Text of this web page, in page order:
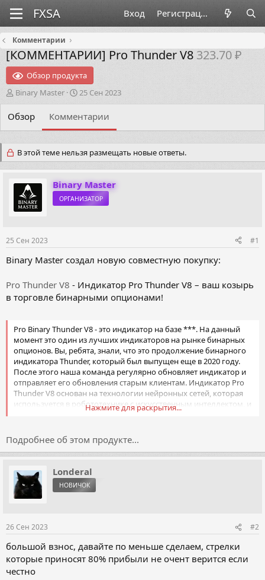
Вход Регистрация
Комментарии
[КОММЕНТАРИИ] Pro Thunder V8 323.70 ₽
Обзор продукта
А
т
е
Binary Master
Д
т
ч
а
25 Сен 2023
Обзор Комментарии
В этой теме нельзя размещать новые ответы.
Binary Master
ОРГАНИЗАТОР
25 Сен 2023 #1
Binary Master создал новую совместную покупку:
Pro Thunder V8 - Индикатор Pro Thunder V8 – ваш козырь
в торговле бинарными опционами!
Pro Binary Thunder V8 - это индикатор на базе ***. На данный
момент это один из лучших индикаторов на рынке бинарных
опционов. Вы, ребята, знали, что это продолжение бинарного
индикатора Thunder, который был выпущен еще в 2020 году.
После этого наша команда регулярно обновляет индикатор и
отправляет его обновления старым клиентам. Индикатор Pro
Thunder V8 основан на технологии нейронных сетей, которая
используется в робототехнике с искусственным интеллектом, и
благодаря технологии нейронных...
Нажмите для раскрытия...
Подробнее об этом продукте...
Londeral
НОВИЧОК
26 Сен 2023 #2
большой взнос, давайте по меньше сделаем, стрелки
которые приносят 80% прибыли не очент верится если
честно